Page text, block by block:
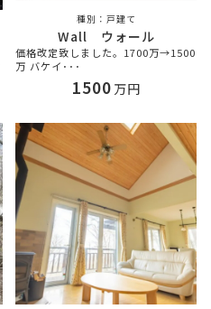
戸建て
Wall ウォール
価格改定致しました。1700万→1500
万 バケイ･･･
1500 万円